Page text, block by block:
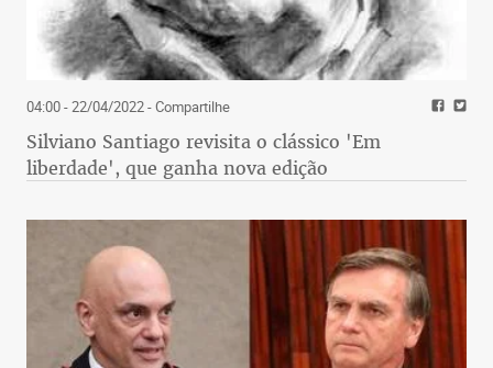
04:00 - 22/04/2022- Compartilhe
Silviano Santiago revisita o clássico 'Em
liberdade', que ganha nova edição